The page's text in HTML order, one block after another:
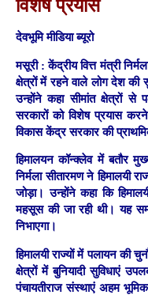
विशेष प्रयास
देवभूमि मीडिया ब्यूरो
मसूरी : केंद्रीय वित्त मंत्री
क्षेत्रों में रहने वाले लोग देश
उन्होंने कहा सीमांत क्षेत्रों से
सरकारों को विशेष प्रयास
विकास केंद्र सरकार की
हिमालयन कॉन्क्लेव में बतौर
निर्मला सीतारमण ने हिमालयी
जोड़ा। उन्होंने कहा कि
महसूस की जा रही थी। यह
निभाएगा।
हिमालयी राज्यों में पलायन की
क्षेत्रों में बुनियादी सुविधाएं
पंचायतीराज संस्थाएं अहम